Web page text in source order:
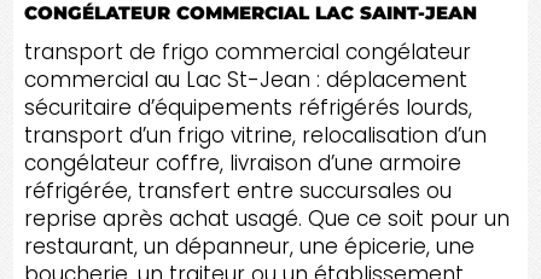
CONGÉLATEUR COMMERCIAL LAC SAINT-JEAN
transport de frigo commercial congélateur
commercial au Lac St-Jean : déplacement
sécuritaire d’équipements réfrigérés lourds,
transport d’un frigo vitrine, relocalisation d’un
congélateur coffre, livraison d’une armoire
réfrigérée, transfert entre succursales ou
reprise après achat usagé. Que ce soit pour un
restaurant, un dépanneur, une épicerie, une